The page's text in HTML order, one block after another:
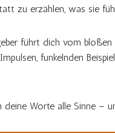
zu erzählen, was sie
führt dich vom bloßen
funkelnden
deine Worte alle Sinne –